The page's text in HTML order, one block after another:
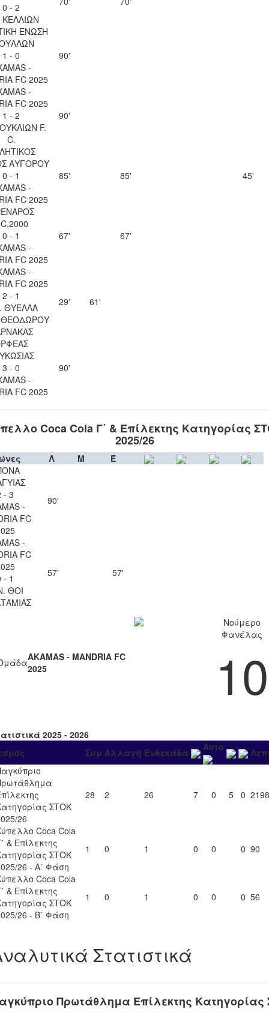
0 - 2
ΕΝΩΣΗ
1 - 0
-
FC 2025
90'
-
FC 2025
1 - 2
F.
C.
90'
ΑΥΓΟΡΟΥ
0 - 1
-
FC 2025
85' 85' 45'
0 - 1
-
FC 2025
67' 67'
-
FC 2025
2 - 1
ΘΥΕΛΛΑ
ΘΕΟΔΩΡΟΥ
29' 61'
3 - 0
-
FC 2025
90'
Coca Cola Γ΄ & Επίλεκτης Κατηγορίας
2025/26
Λ Μ
Έ
- 3
-
FC
90'
-
FC
- 1
ΘΟΙ
57' 57'
AKAMAS - MANDRIA FC
2025
Νούμερο
Φανέλας
10
2025 - 2026
Συμ Αλλαγή Ενδεκάδα Αυτο
ΣΤΟΚ
26
28 2 26 7 0 5 0 2198
Coca Cola
& Επίλεκτης
ΣΤΟΚ
26 - Α΄ Φάση
1 0 1 0 0 0 90
Coca Cola
& Επίλεκτης
ΣΤΟΚ
26 - Β΄ Φάση
1 0 1 0 0 0 56
Στατιστικά
Πρωτάθλημα Επίλεκτης Κατηγορίας